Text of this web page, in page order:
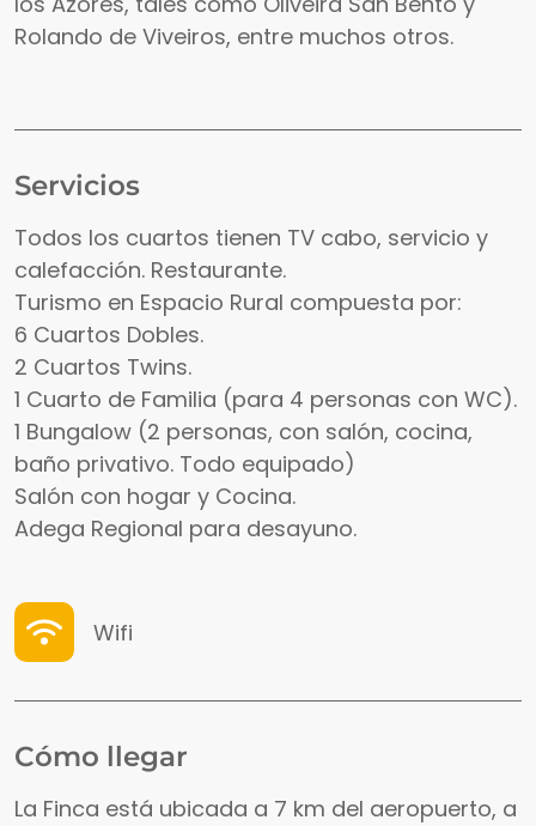
Rolando de Viveiros, entre muchos otros.
Servicios
Todos los cuartos tienen TV cabo, servicio y
calefacción. Restaurante.
Turismo en Espacio Rural compuesta por:
6 Cuartos Dobles.
2 Cuartos Twins.
1 Cuarto de Familia (para 4 personas con WC).
1 Bungalow (2 personas, con salón, cocina,
baño privativo. Todo equipado)
Salón con hogar y Cocina.
Adega Regional para desayuno.
Wifi
Cómo llegar
La Finca está ubicada a 7 km del aeropuerto, a